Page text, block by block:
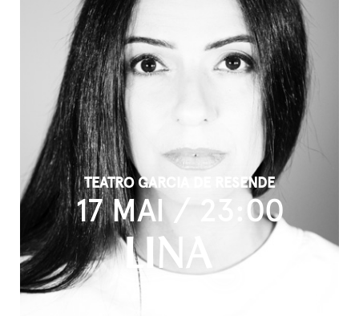
TEATRO GARCIA DE RESENDE
17 MAI / 23:00
LINA_